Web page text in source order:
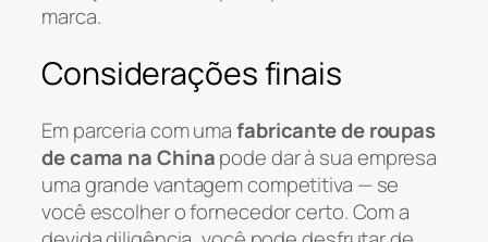
marca.
Considerações finais
Em parceria com umafabricante de roupas
de cama na Chinapode dar à sua empresa
uma grande vantagem competitiva — se
você escolher o fornecedor certo. Com a